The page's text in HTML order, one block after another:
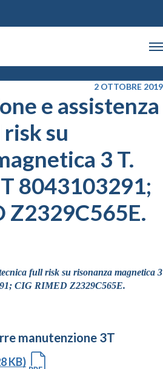
2 OTTOBRE 2019
e assistenza
su
3 T.
8043103291;
Z2329C565E.
full risk su risonanza magnetica 3
CIG RIMED Z2329C565E.
manutenzione 3T
KB)